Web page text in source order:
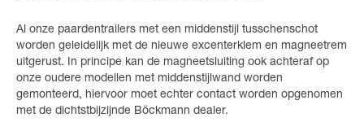
Al onze paardentrailers met een middenstijl tusschenschot
worden geleidelijk met de nieuwe excenterklem en magneetrem
uitgerust. In principe kan de magneetsluiting ook achteraf op
onze oudere modellen met middenstijlwand worden
gemonteerd, hiervoor moet echter contact worden opgenomen
met de dichtstbijzijnde Böckmann dealer.